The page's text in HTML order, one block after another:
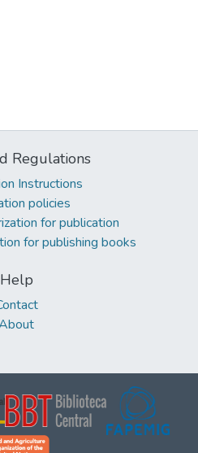
Regulations
Instructions
policies
for publication
for publishing books
Help